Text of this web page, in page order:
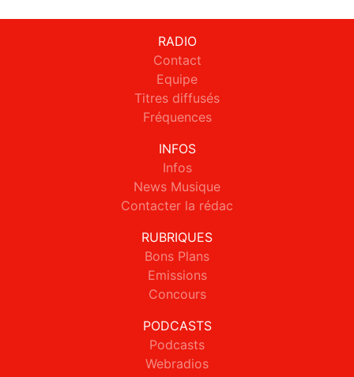
RADIO
Contact
Equipe
Titres diffusés
Fréquences
INFOS
Infos
News Musique
Contacter la rédac
RUBRIQUES
Bons Plans
Emissions
Concours
PODCASTS
Podcasts
Webradios